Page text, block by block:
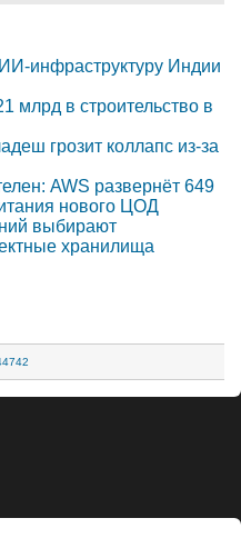
инфраструктуру Индии
млрд в строительство в
грозит коллапс из-за
AWS развернёт 649
нового ЦОД
выбирают
хранилища